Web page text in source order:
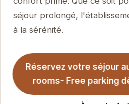
séjour prolongé,
à la sérénité.
Réservez votre séjour
rooms- Free parking